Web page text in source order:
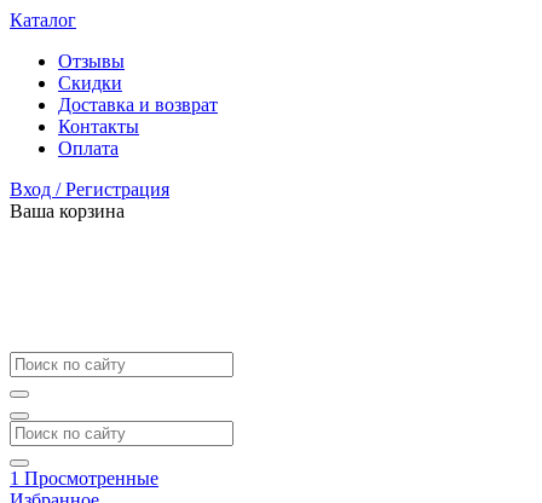
Каталог
Отзывы
Скидки
Доставка и возврат
Контакты
Оплата
Вход / Регистрация
Ваша корзина
1 Просмотренные